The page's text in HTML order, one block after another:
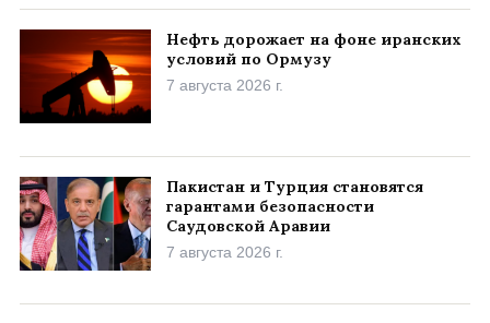
Нефть дорожает на фоне иранских
условий по Ормузу
7 августа 2026 г.
Пакистан и Турция становятся
гарантами безопасности
Саудовской Аравии
7 августа 2026 г.